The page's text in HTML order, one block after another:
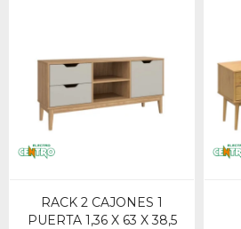
RACK 2 CAJONES 1
PUERTA 1,36 X 63 X 38,5